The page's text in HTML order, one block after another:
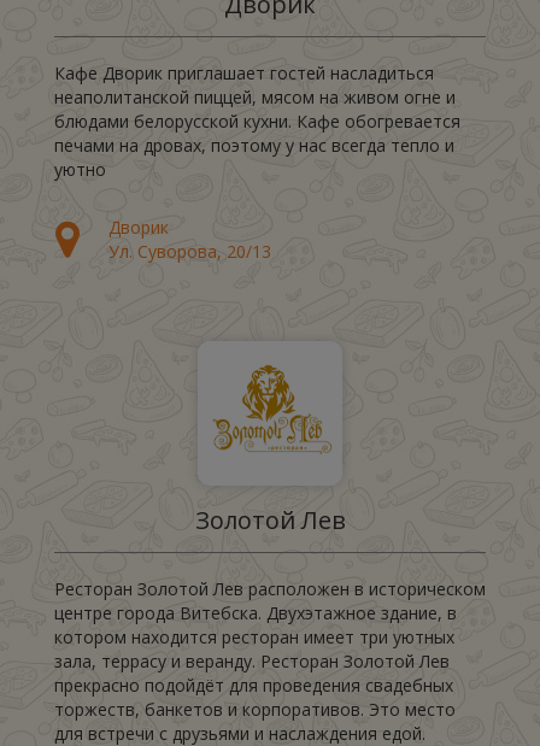
Кафе Дворик приглашает гостей насладиться
неаполитанской пиццей, мясом на живом огне и
блюдами белорусской кухни. Кафе обогревается
печами на дровах, поэтому у нас всегда тепло и
уютно
Дворик
Ул. Суворова, 20/13
Золотой Лев
Ресторан Золотой Лев расположен в историческом
центре города Витебска. Двухэтажное здание, в
котором находится ресторан имеет три уютных
зала, террасу и веранду. Ресторан Золотой Лев
прекрасно подойдёт для проведения свадебных
торжеств, банкетов и корпоративов. Это место
для встречи с друзьями и наслаждения едой.